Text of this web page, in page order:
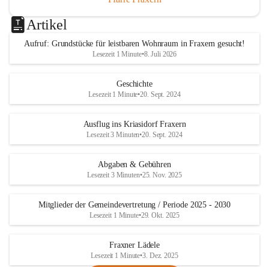
Artikel
Aufruf: Grundstücke für leistbaren Wohnraum in Fraxern gesucht!
Lesezeit 1 Minute•8. Juli 2026
Geschichte
Lesezeit 1 Minute•20. Sept. 2024
Ausflug ins Kriasidorf Fraxern
Lesezeit 3 Minuten•20. Sept. 2024
Abgaben & Gebühren
Lesezeit 3 Minuten•25. Nov. 2025
Mitglieder der Gemeindevertretung / Periode 2025 - 2030
Lesezeit 1 Minute•29. Okt. 2025
Fraxner Lädele
Lesezeit 1 Minute•3. Dez. 2025